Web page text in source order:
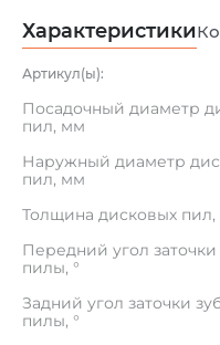
Характеристики
Артикул(ы):
Посадочный диаметр
пил, мм
Наружный диаметр
пил, мм
Толщина дисковых
Передний угол заточки
пилы, °
Задний угол заточки
пилы, °